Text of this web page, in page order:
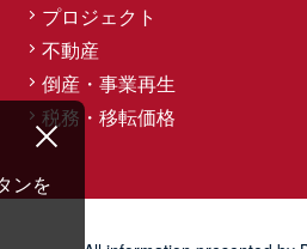
プロジェクト
不動産
倒産・事業再生
税務・移転価格
ンを